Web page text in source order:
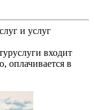
и услуг
входит
оплачивается в